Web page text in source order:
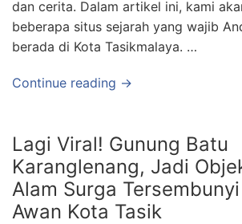
dan cerita. Dalam artikel ini, kami
beberapa situs sejarah yang wajib
berada di Kota Tasikmalaya. …
Continue reading →
Lagi Viral! Gunung Batu
Karanglenang, Jadi
Alam Surga
Awan Kota Tasik